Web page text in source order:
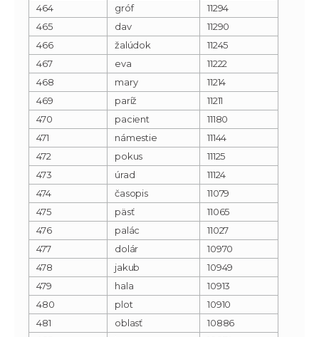
464
gróf
11294
465
dav
11290
466
žalúdok
11245
467
eva
11222
468
mary
11214
469
paríž
11211
470
pacient
11180
471
námestie
11144
472
pokus
11125
473
úrad
11124
474
časopis
11079
475
päsť
11065
476
palác
11027
477
dolár
10970
478
jakub
10949
479
hala
10913
480
plot
10910
481
oblasť
10886